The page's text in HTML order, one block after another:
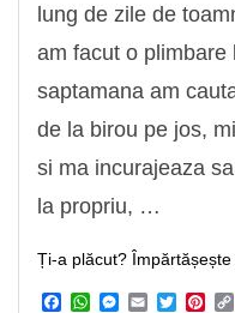
lung de zile de
am facut o plimbare
saptamana am
de la birou pe jos,
si ma incurajeaza
la propriu, …
Ți-a plăcut? Împărtășește
Facebook
WhatsApp
Messenger
EmailTwitter